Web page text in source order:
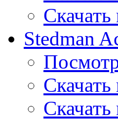
Скачать
Stedman
Скачать
Скачать